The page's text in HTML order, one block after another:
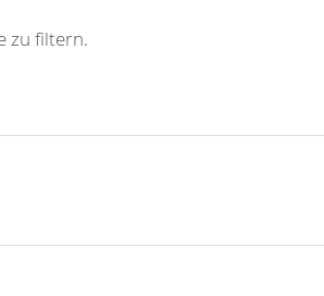
zu filtern.